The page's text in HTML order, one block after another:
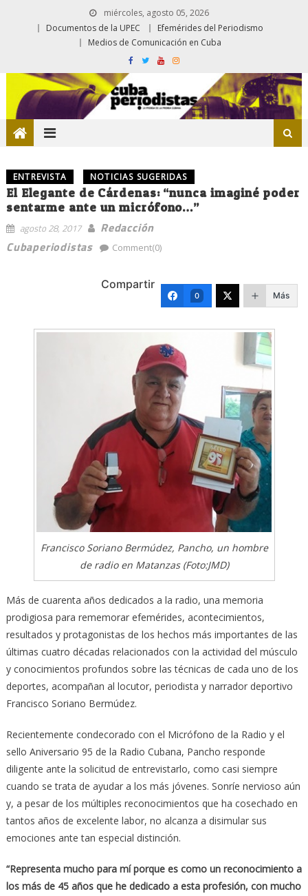
miércoles, agosto 05, 2026
Documentos de la UPEC
Efemérides del Periodismo
Medios de Comunicación en Cuba
ENTREVISTA NOTICIAS SUGERIDAS
El Elegante de Cárdenas: “nunca imaginé poder
sentarme ante un micrófono…”
agosto 28, 2017
Redacción
Cubaperiodistas
Comment(0)
Compartir
0 Más
Francisco Soriano Bermúdez, Pancho, un hombre
de radio en Matanzas (Foto:JMD)
Más de cuarenta años dedicados a la radio, una memoria
prodigiosa para rememorar efemérides, acontecimientos,
resultados y protagonistas de los hechos más importantes de las
últimas cuatro décadas relacionados con la actividad del músculo
y conocimientos profundos sobre las técnicas de cada uno de los
deportes, acompañan al locutor, periodista y narrador deportivo
Francisco Soriano Bermúdez.
Recientemente condecorado con el Micrófono de la Radio y el
sello Aniversario 95 de la Radio Cubana, Pancho responde
diligente ante la solicitud de entrevistarlo, como casi siempre
cuando se trata de ayudar a los más jóvenes. Sonríe nervioso aún
y, a pesar de los múltiples reconocimientos que ha cosechado en
tantos años de excelente labor, no alcanza a disimular sus
emociones ante tan especial distinción.
“Representa mucho para mí porque es como un reconocimiento a
los más de 45 años que he dedicado a esta profesión, con mucho